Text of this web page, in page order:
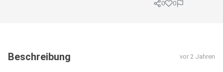
0
0
Beschreibung vor 2 Jahren